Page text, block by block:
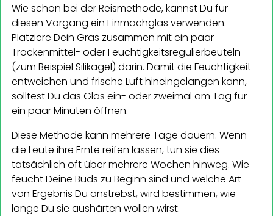
Wie schon bei der Reismethode, kannst Du für
diesen Vorgang ein Einmachglas verwenden.
Platziere Dein Gras zusammen mit ein paar
Trockenmittel- oder Feuchtigkeitsregulierbeuteln
(zum Beispiel Silikagel) darin. Damit die Feuchtigkeit
entweichen und frische Luft hineingelangen kann,
solltest Du das Glas ein- oder zweimal am Tag für
ein paar Minuten öffnen.
Diese Methode kann mehrere Tage dauern. Wenn
die Leute ihre Ernte reifen lassen, tun sie dies
tatsächlich oft über mehrere Wochen hinweg. Wie
feucht Deine Buds zu Beginn sind und welche Art
von Ergebnis Du anstrebst, wird bestimmen, wie
lange Du sie aushärten wollen wirst.